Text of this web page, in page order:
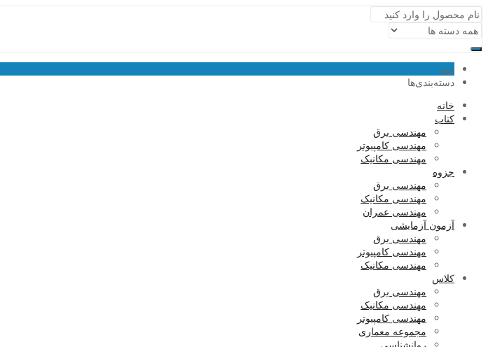
منو
دسته‌بندی‌ها
خانه
کتاب
مهندسی برق
مهندسی کامپیوتر
مهندسی مکانیک
جزوه
مهندسی برق
مهندسی مکانیک
مهندسی عمران
آزمون آزمایشی
مهندسی برق
مهندسی کامپیوتر
مهندسی مکانیک
کلاس
مهندسی برق
مهندسی مکانیک
مهندسی کامپیوتر
مجموعه معماری